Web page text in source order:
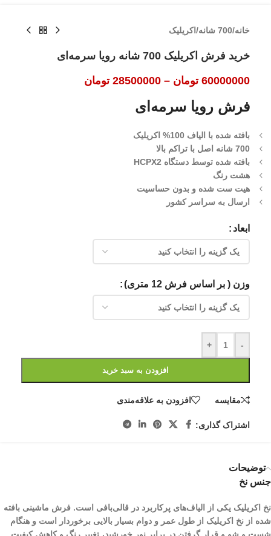
خانه/700 شانه /اکریلیک
خرید فرش اکریلیک 700 شانه رویا سرمه‌ای
60000000 تومان –
28500000 تومان
فرش رویا سرمه‌ای
بافته شده با الیاف 100% اکریلیک
700 شانه اصل با تراکم بالا
بافته شده توسط دستگاه HCPX2
هشت رنگ
هیت ست شده و بدون حساسیت
ارسال به سراسر کشور
ابعاد
وزن ( بر اساس فرش 12 متری)
-
+
افزودن به سبد خرید
مقایسه افزودن به علاقه‌مندی
اشتراک گذاری:
توضیحات
جنس نخ
نخ اکریلیک یکی از الیاف­‌های پرکاربرد در قالی‌بافی است. فرش ماشینی بافته
شده از نخ اکریلیک از طول عمر و دوام بسیار بالایی برخوردار است و هنگام